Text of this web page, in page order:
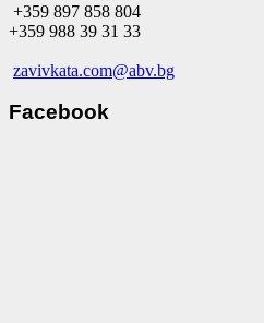
+359 897 858 804
+359 988 39 31 33
zavivkata.com@abv.bg
Facebook